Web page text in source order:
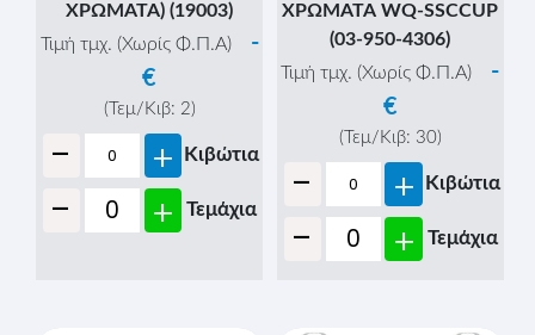
ΧΡΩΜΑΤΑ) (19003)
Τιμή τμχ. (Χωρίς Φ.Π.Α)
-
€
(Τεμ/Κιβ: 2)
- + Κιβώτια
- + Τεμάχια
ΧΡΩΜΑΤΑ WQ-SSCCUP
(03-950-4306)
Τιμή τμχ. (Χωρίς Φ.Π.Α)
-
€
(Τεμ/Κιβ: 30)
- + Κιβώτια
- + Τεμάχια